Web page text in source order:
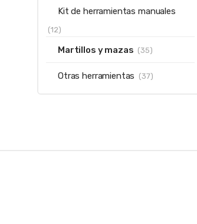
Kit de herramientas manuales
(12)
Martillos y mazas (35)
Otras herramientas (37)